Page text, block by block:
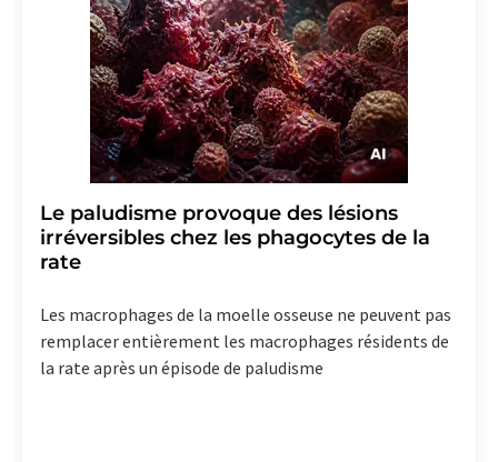
Le paludisme provoque des lésions
irréversibles chez les phagocytes de la
rate
Les macrophages de la moelle osseuse ne peuvent pas
remplacer entièrement les macrophages résidents de
la rate après un épisode de paludisme